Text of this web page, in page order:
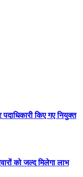
किए गए नियुक्त
को जल्द मिलेगा लाभ